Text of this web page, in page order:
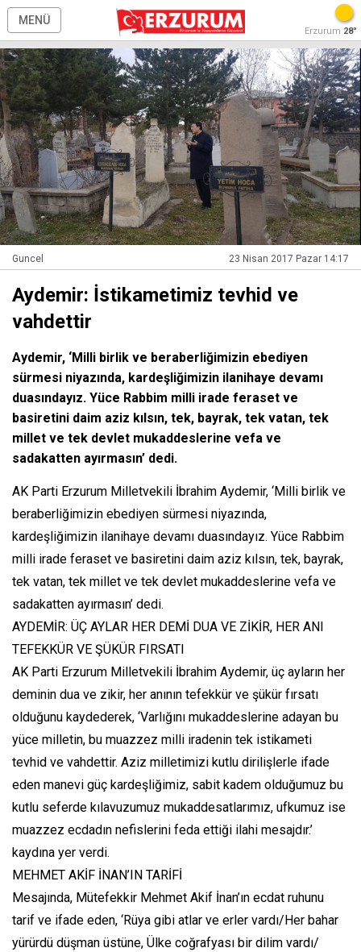
MENÜ
Erzurum 28°
Guncel 23 Nisan 2017 Pazar 14:17
Aydemir: İstikametimiz tevhid ve
vahdettir
Aydemir, ‘Milli birlik ve beraberliğimizin ebediyen
sürmesi niyazında, kardeşliğimizin ilanihaye devamı
duasındayız. Yüce Rabbim milli irade feraset ve
basiretini daim aziz kılsın, tek, bayrak, tek vatan, tek
millet ve tek devlet mukaddeslerine vefa ve
sadakatten ayırmasın’ dedi.
AK Parti Erzurum Milletvekili İbrahim Aydemir, ‘Milli birlik ve
beraberliğimizin ebediyen sürmesi niyazında,
kardeşliğimizin ilanihaye devamı duasındayız. Yüce Rabbim
milli irade feraset ve basiretini daim aziz kılsın, tek, bayrak,
tek vatan, tek millet ve tek devlet mukaddeslerine vefa ve
sadakatten ayırmasın’ dedi.
AYDEMİR: ÜÇ AYLAR HER DEMİ DUA VE ZİKİR, HER ANI
TEFEKKÜR VE ŞÜKÜR FIRSATI
AK Parti Erzurum Milletvekili İbrahim Aydemir, üç ayların her
deminin dua ve zikir, her anının tefekkür ve şükür fırsatı
olduğunu kaydederek, ‘Varlığını mukaddeslerine adayan bu
yüce milletin, bu muazzez milli iradenin tek istikameti
tevhid ve vahdettir. Aziz milletimizi kutlu dirilişlerle ifade
eden manevi güç kardeşliğimiz, sabit kadem olduğumuz bu
kutlu seferde kılavuzumuz mukaddesatlarımız, ufkumuz ise
muazzez ecdadın nefislerini feda ettiği ilahi mesajdır.’
kaydına yer verdi.
MEHMET AKİF İNAN’IN TARİFİ
Mesajında, Mütefekkir Mehmet Akif İnan’ın ecdat ruhunu
tarif ve ifade eden, ‘Rüya gibi atlar ve erler vardı/Her bahar
yürürdü düşman üstüne, Ülke coğrafyası bir dilim vardı/